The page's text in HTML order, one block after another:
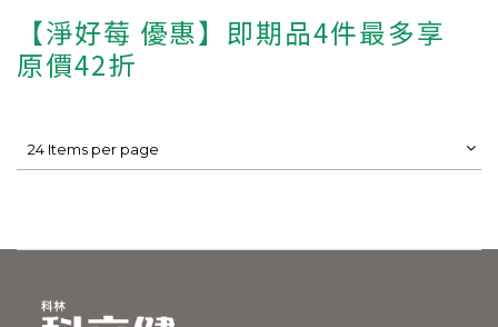
【淨好莓 優惠】即期品4件最多享
原價42折
24 Items per page